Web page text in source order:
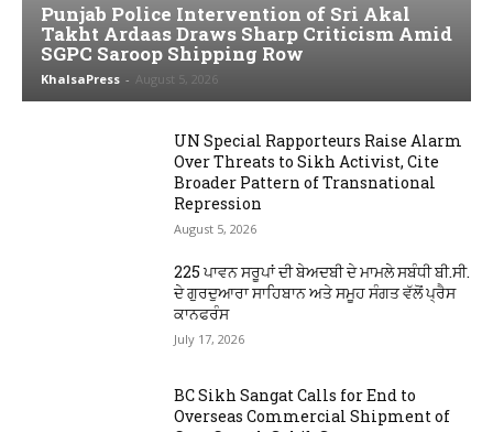
Punjab Police Intervention of Sri Akal
Takht Ardaas Draws Sharp Criticism Amid
SGPC Saroop Shipping Row
KhalsaPress - August 5, 2026
UN Special Rapporteurs Raise Alarm
Over Threats to Sikh Activist, Cite
Broader Pattern of Transnational
Repression
August 5, 2026
225 ਪਾਵਨ ਸਰੂਪਾਂ ਦੀ ਬੇਅਦਬੀ ਦੇ ਮਾਮਲੇ ਸਬੰਧੀ ਬੀ.ਸੀ.
ਦੇ ਗੁਰਦੁਆਰਾ ਸਾਹਿਬਾਨ ਅਤੇ ਸਮੂਹ ਸੰਗਤ ਵੱਲੋਂ ਪ੍ਰੈਸ
ਕਾਨਫਰੰਸ
July 17, 2026
BC Sikh Sangat Calls for End to
Overseas Commercial Shipment of